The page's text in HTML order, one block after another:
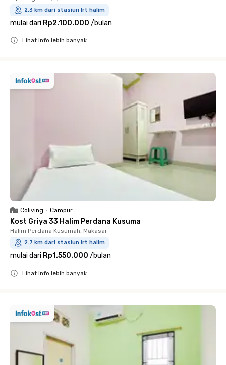
2.3 km dari stasiun lrt halim
mulai dari Rp2.100.000 /bulan
Lihat info lebih banyak
Coliving • Campur
Kost Griya 33 Halim Perdana Kusuma
Halim Perdana Kusumah, Makasar
2.7 km dari stasiun lrt halim
mulai dari Rp1.550.000 /bulan
Lihat info lebih banyak